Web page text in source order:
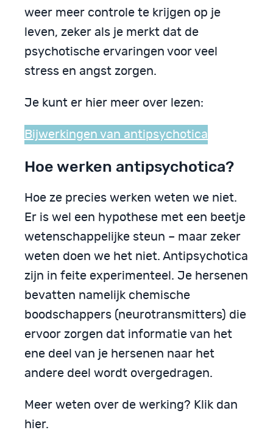
weer meer controle te krijgen op je
leven, zeker als je merkt dat de
psychotische ervaringen voor veel
stress en angst zorgen.
Je kunt er hier meer over lezen:
Bijwerkingen van antipsychotica
Hoe werken antipsychotica?
Hoe ze precies werken weten we niet.
Er is wel een hypothese met een beetje
wetenschappelijke steun – maar zeker
weten doen we het niet. Antipsychotica
zijn in feite experimenteel. Je hersenen
bevatten namelijk chemische
boodschappers (neurotransmitters) die
ervoor zorgen dat informatie van het
ene deel van je hersenen naar het
andere deel wordt overgedragen.
Meer weten over de werking? Klik dan
hier.